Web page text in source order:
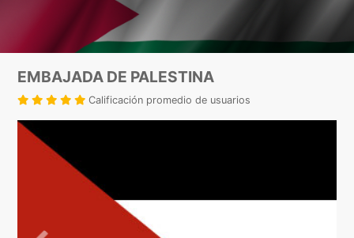
EMBAJADA DE PALESTINA
Calificación promedio de usuarios